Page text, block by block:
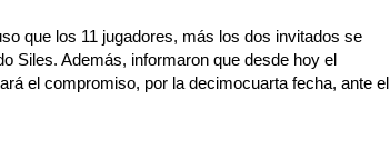
que los 11 jugadores, más los dos invitados se
Siles. Además, informaron que desde hoy el
el compromiso, por la decimocuarta fecha, ante el